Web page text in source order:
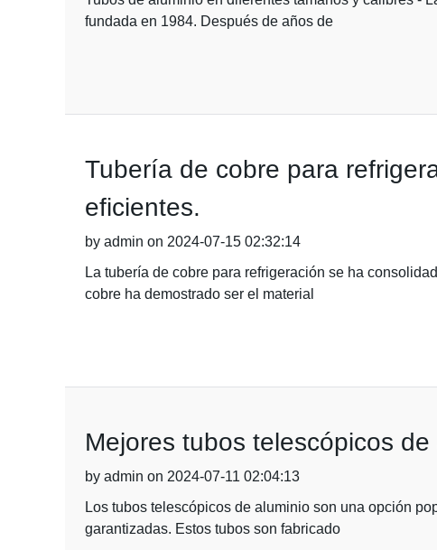
fundada en 1984. Después de años de
Tubería de cobre para
eficientes.
by admin on 2024-07-15 02:32:14
La tubería de cobre para refrigeración se ha
cobre ha demostrado ser el material
Mejores tubos telescópicos
by admin on 2024-07-11 02:04:13
Los tubos telescópicos de aluminio son una opción
garantizadas. Estos tubos son fabricado